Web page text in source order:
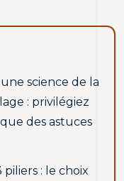
science de la
: privilégiez
des astuces
: le choix